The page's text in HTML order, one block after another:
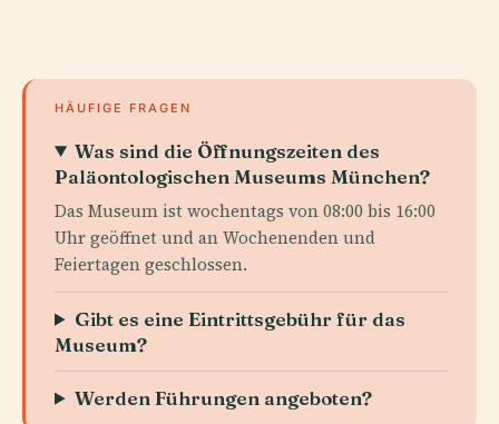
HÄUFIGE FRAGEN
Was sind die Öffnungszeiten des
Paläontologischen Museums München?
Das Museum ist wochentags von 08:00 bis 16:00
Uhr geöffnet und an Wochenenden und
Feiertagen geschlossen.
Gibt es eine Eintrittsgebühr für das
Museum?
Werden Führungen angeboten?